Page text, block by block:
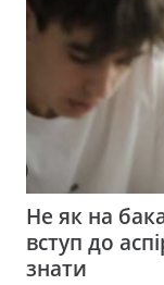
Не як на
вступ до
знати